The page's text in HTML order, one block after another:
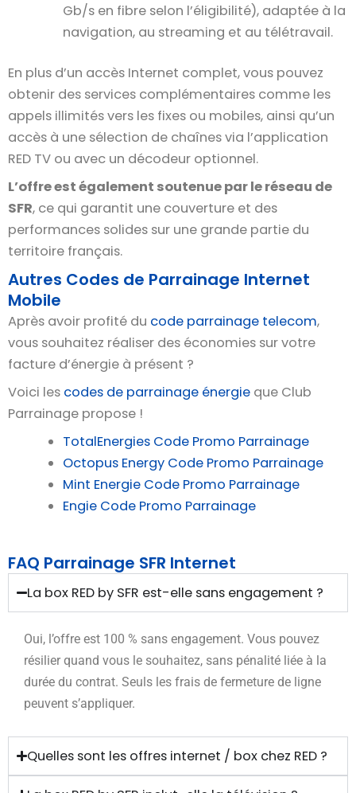
Gb/s en fibre selon l’éligibilité), adaptée à la
navigation, au streaming et au télétravail.
En plus d’un accès Internet complet, vous pouvez
obtenir des services complémentaires comme les
appels illimités vers les fixes ou mobiles, ainsi qu’un
accès à une sélection de chaînes via l’application
RED TV ou avec un décodeur optionnel.
L’offre est également soutenue par le réseau de
SFR, ce qui garantit une couverture et des
performances solides sur une grande partie du
territoire français.
Autres Codes de Parrainage Internet
Mobile
Après avoir profité du code parrainage telecom,
vous souhaitez réaliser des économies sur votre
facture d’énergie à présent ?
Voici les codes de parrainage énergie que Club
Parrainage propose !
TotalEnergies Code Promo Parrainage
Octopus Energy Code Promo Parrainage
Mint Energie Code Promo Parrainage
Engie Code Promo Parrainage
FAQ Parrainage SFR Internet
La box RED by SFR est-elle sans engagement ?
Oui, l’offre est 100 % sans engagement. Vous pouvez
résilier quand vous le souhaitez, sans pénalité liée à la
durée du contrat. Seuls les frais de fermeture de ligne
peuvent s’appliquer.
Quelles sont les offres internet / box chez RED ?